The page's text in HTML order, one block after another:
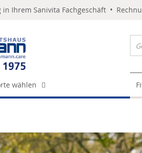
in Ihrem Sanivita Fachgeschäft •
wählen